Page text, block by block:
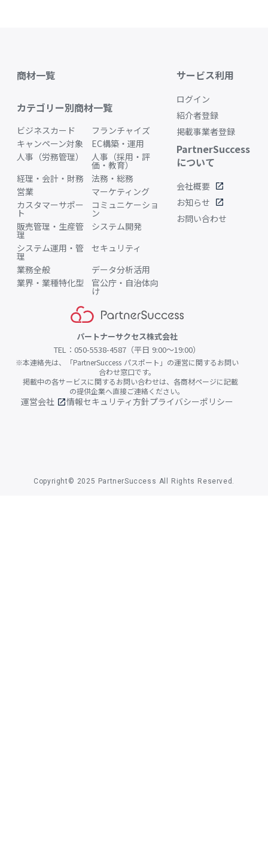
商材一覧
カテゴリー別商材一覧
ビジネスカード
フランチャイズ
キャンペーン対象
EC構築・運用
人事（労務管理）
人事（採用・評
価・教育）
経理・会計・財務
法務・総務
営業
マーケティング
カスタマーサポー
ト
コミュニケーショ
ン
販売管理・生産管
理
システム開発
システム運用・管
理
セキュリティ
業務全般
データ分析活用
業界・業種特化型
官公庁・自治体向
け
サービス利用
ログイン
紹介者登録
掲載事業者登録
PartnerSuccess
について
会社概要 open_in_new
お知らせ open_in_new
お問い合わせ
パートナーサクセス株式会社
TEL：050-5538-4587（平日 9:00〜19:00）
※本連絡先は、「PartnerSuccess パスポート」の運営に関するお問い
合わせ窓口です。
掲載中の各サービスに関するお問い合わせは、各商材ページに記載
の提供企業へ直接ご連絡ください。
運営会社 open_in_new情報セキュリティ方針プライバシーポリシー
Copyright© 2025 PartnerSuccess All Rights Reserved.